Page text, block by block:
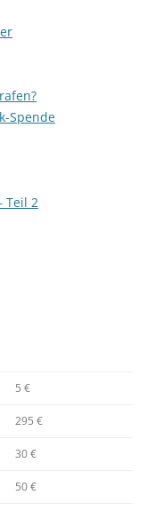
Spende
Teil 2
5 €
295 €
30 €
50 €